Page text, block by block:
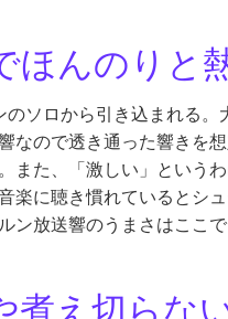
ほんのりと
ソロから引き込まれる
なので透き通った響きを
また、「激しい」という
楽に聴き慣れているとシ
ン放送響のうまさはここで
煮え切らな